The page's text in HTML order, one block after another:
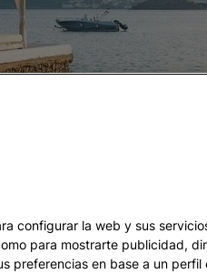
configurar la web y sus
para mostrarte publicidad,
preferencias en base a un perfil